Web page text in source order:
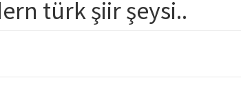
türk şiir şeysi..